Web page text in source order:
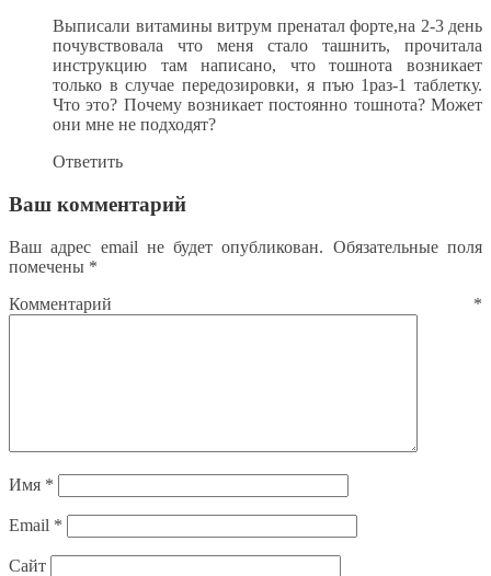
Выписали витамины витрум пренатал форте,на 2-3 день
почувствовала что меня стало ташнить, прочитала
инструкцию там написано, что тошнота возникает
только в случае передозировки, я пъю 1раз-1 таблетку.
Что это? Почему возникает постоянно тошнота? Может
они мне не подходят?
Ответить
Ваш комментарий
Ваш адрес email не будет опубликован. Обязательные поля
помечены *
Комментарий *
Имя *
Email *
Сайт